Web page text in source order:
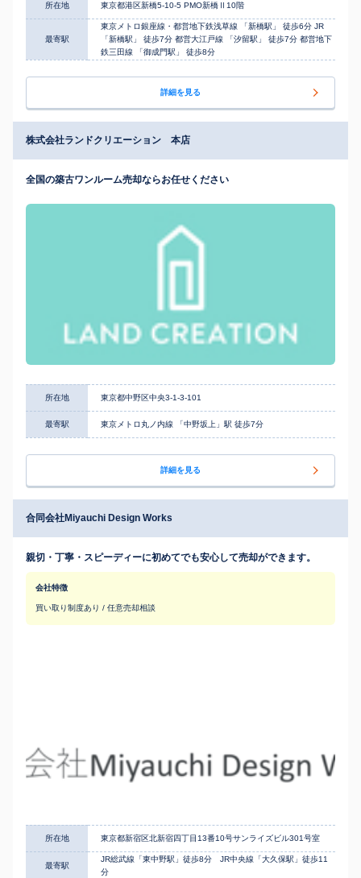
所在地 東京都港区新橋5-10-5 PMO新橋Ⅱ10階
最寄駅
東京メトロ銀座線・都営地下鉄浅草線 「新橋駅」 徒歩6分 JR
「新橋駅」 徒歩7分 都営大江戸線 「汐留駅」 徒歩7分 都営地下
鉄三田線 「御成門駅」 徒歩8分
詳細を見る
株式会社ランドクリエーション 本店
全国の築古ワンルーム売却ならお任せください
所在地 東京都中野区中央3-1-3-101
最寄駅 東京メトロ丸ノ内線 「中野坂上」駅 徒歩7分
詳細を見る
合同会社Miyauchi Design Works
親切・丁寧・スピーディーに初めてでも安心して売却ができます。
会社特徴
買い取り制度あり / 任意売却相談
所在地 東京都新宿区北新宿四丁目13番10号サンライズビル301号室
最寄駅
JR総武線「東中野駅」徒歩8分 JR中央線「大久保駅」徒歩11
分